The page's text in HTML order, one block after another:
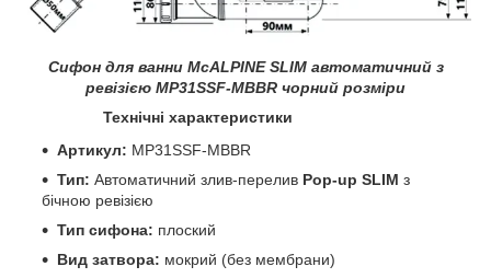
Сифон для ванни McALPINE SLIM автоматичний з
ревізією MP31SSF-MBBR чорний розміри
Технічні характеристики
Артикул: MP31SSF-MBBR
Тип: Автоматичний злив-перелив Pop-up SLIM з
бічною ревізією
Тип сифона: плоский
Вид затвора: мокрий (без мембрани)